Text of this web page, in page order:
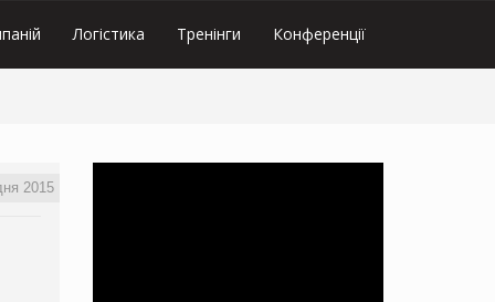
Логістика Тренінги Конференції
2015